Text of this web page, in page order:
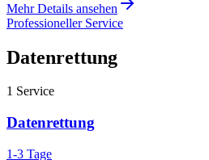
Mehr Details ansehen
Professioneller Service
Datenrettung
1 Service
Datenrettung
1-3 Tage